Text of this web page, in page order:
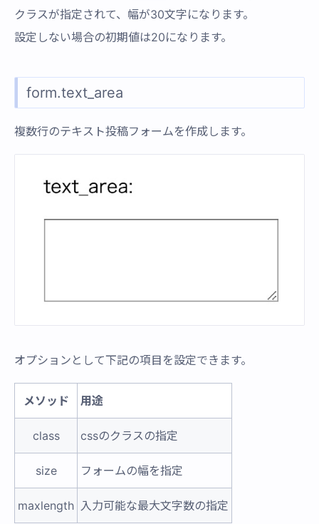
クラスが指定されて、幅が30文字になります。
設定しない場合の初期値は20になります。
form.text_area
複数行のテキスト投稿フォームを作成します。
オプションとして下記の項目を設定できます。
メソッド 用途
class cssのクラスの指定
size フォームの幅を指定
maxlength 入力可能な最大文字数の指定